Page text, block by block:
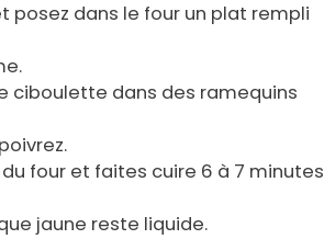
posez dans le four un plat rempli
ciboulette dans des ramequins
four et faites cuire 6 à 7 minutes
jaune reste liquide.